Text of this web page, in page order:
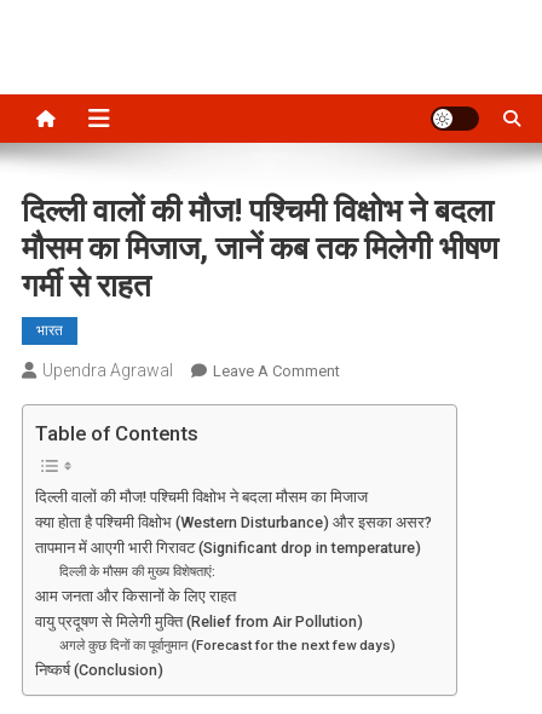
दिल्ली वालों की मौज! पश्चिमी विक्षोभ ने बदला
मौसम का मिजाज, जानें कब तक मिलेगी भीषण
गर्मी से राहत
भारत
Upendra Agrawal Leave A CommentOn
पश्चिमी
मौसम
का
Table of Contents
दिल्ली वालों की मौज! पश्चिमी विक्षोभ ने बदला मौसम का मिजाज
क्या होता है पश्चिमी विक्षोभ (Western Disturbance) और इसका असर?
तापमान में आएगी भारी गिरावट (Significant drop in temperature)
दिल्ली के मौसम की मुख्य विशेषताएं:
आम जनता और किसानों के लिए राहत
वायु प्रदूषण से मिलेगी मुक्ति (Relief from Air Pollution)
अगले कुछ दिनों का पूर्वानुमान (Forecast for the next few days)
निष्कर्ष (Conclusion)